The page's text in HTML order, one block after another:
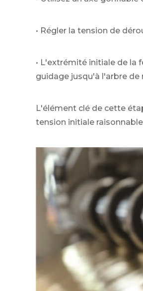
• Régler la tension de
• L'extrémité initiale de la
guidage jusqu'à l'arbre
L'élément clé de cette
tension initiale